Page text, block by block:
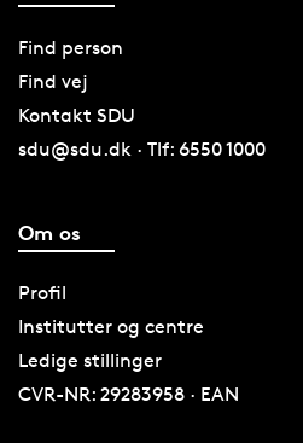
Find person
Find vej
Kontakt SDU
sdu@sdu.dk · Tlf: 6550 1000
Om os
Profil
Institutter og centre
Ledige stillinger
CVR-NR: 29283958 · EAN